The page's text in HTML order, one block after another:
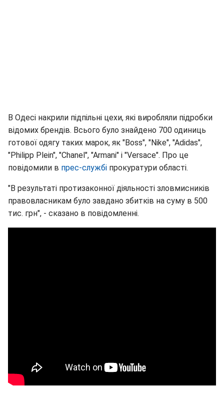
В Одесі накрили підпільні цехи, які виробляли підробки
відомих брендів. Всього було знайдено 700 одиниць
готової одягу таких марок, як "Boss", "Nike", "Adidas",
"Philipp Plein", "Сhanel", "Armani" і "Versace". Про це
повідомили в прес-службі прокуратури області.
"В результаті протизаконної діяльності зловмисників
правовласникам було завдано збитків на суму в 500
тис. грн", - сказано в повідомленні.